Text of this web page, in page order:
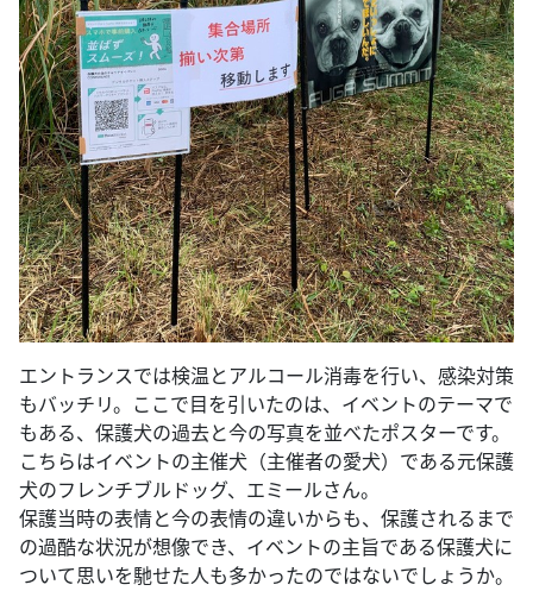
エントランスでは検温とアルコール消毒を行い、感染対策
もバッチリ。ここで目を引いたのは、イベントのテーマで
もある、保護犬の過去と今の写真を並べたポスターです。
こちらはイベントの主催犬（主催者の愛犬）である元保護
犬のフレンチブルドッグ、エミールさん。
保護当時の表情と今の表情の違いからも、保護されるまで
の過酷な状況が想像でき、イベントの主旨である保護犬に
ついて思いを馳せた人も多かったのではないでしょうか。